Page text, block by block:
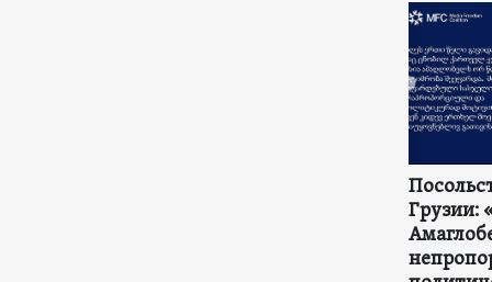
Грузии: